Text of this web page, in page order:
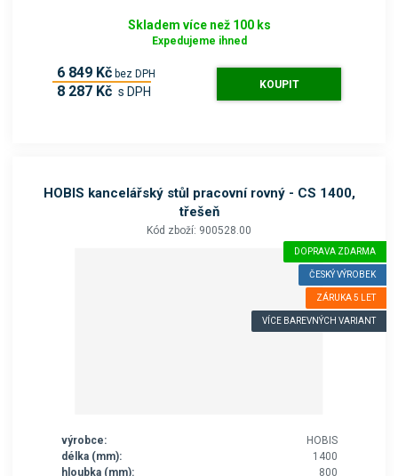
Skladem více než 100 ks
Expedujeme ihned
6 849 Kč bez DPH
8 287 Kč s DPH KOUPIT
HOBIS kancelářský stůl pracovní rovný - CS 1400,
třešeň
Kód zboží: 900528.00
DOPRAVA ZDARMA
ČESKÝ VÝROBEK
ZÁRUKA 5 LET
VÍCE BAREVNÝCH VARIANT
výrobce:
HOBIS
délka (mm):
1400
hloubka (mm):
800